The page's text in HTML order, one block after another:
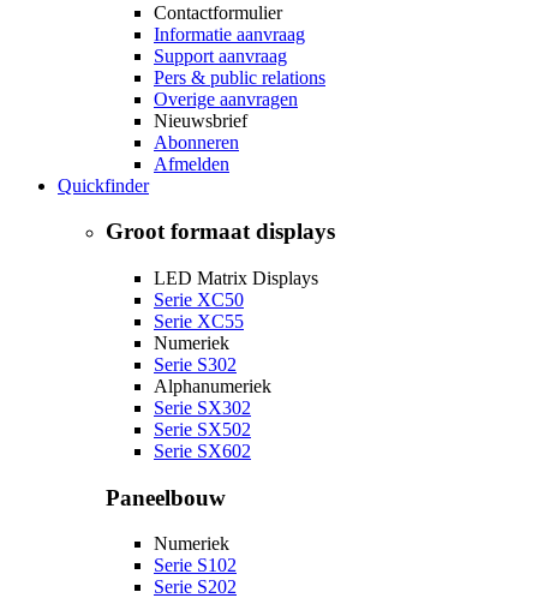
Contactformulier
Informatie aanvraag
Support aanvraag
Pers & public relations
Overige aanvragen
Nieuwsbrief
Abonneren
Afmelden
Quickfinder
Groot formaat displays
LED Matrix Displays
Serie XC50
Serie XC55
Numeriek
Serie S302
Alphanumeriek
Serie SX302
Serie SX502
Serie SX602
Paneelbouw
Numeriek
Serie S102
Serie S202